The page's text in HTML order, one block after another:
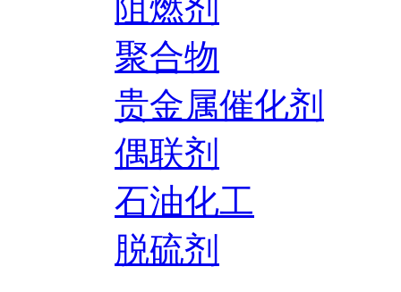
阻燃剂
聚合物
贵金属催化剂
偶联剂
石油化工
脱硫剂